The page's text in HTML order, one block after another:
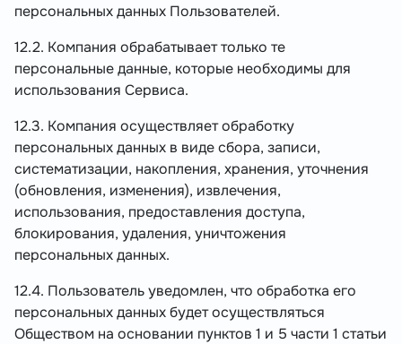
персональных данных Пользователей.
12.2. Компания обрабатывает только те
персональные данные, которые необходимы для
использования Сервиса.
12.3. Компания осуществляет обработку
персональных данных в виде сбора, записи,
систематизации, накопления, хранения, уточнения
(обновления, изменения), извлечения,
использования, предоставления доступа,
блокирования, удаления, уничтожения
персональных данных.
12.4. Пользователь уведомлен, что обработка его
персональных данных будет осуществляться
Обществом на основании пунктов 1 и 5 части 1 статьи